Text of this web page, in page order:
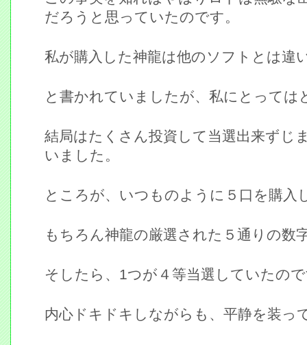
だろうと思っていたのです。
私が購入した神龍は他のソフトとは違
と書かれていましたが、私にとっては
結局はたくさん投資して当選出来ずじ
いました。
ところが、いつものように５口を購入
もちろん神龍の厳選された５通りの数
そしたら、1つが４等当選していたの
内心ドキドキしながらも、平静を装っ